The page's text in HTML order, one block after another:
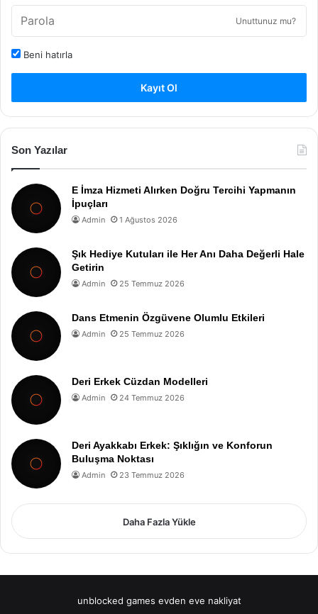
Unuttunuz mu?
Beni hatırla
Kayıt Ol
Son Yazılar
E İmza Hizmeti Alırken Doğru Tercihi Yapmanın
İpuçları
Admin 1 Ağustos 2026
Şık Hediye Kutuları ile Her Anı Daha Değerli Hale
Getirin
Admin 25 Temmuz 2026
Dans Etmenin Özgüvene Olumlu Etkileri
Admin 25 Temmuz 2026
Deri Erkek Cüzdan Modelleri
Admin 24 Temmuz 2026
Deri Ayakkabı Erkek: Şıklığın ve Konforun
Buluşma Noktası
Admin 23 Temmuz 2026
Daha Fazla Yükle
unblocked games evden eve nakliyat